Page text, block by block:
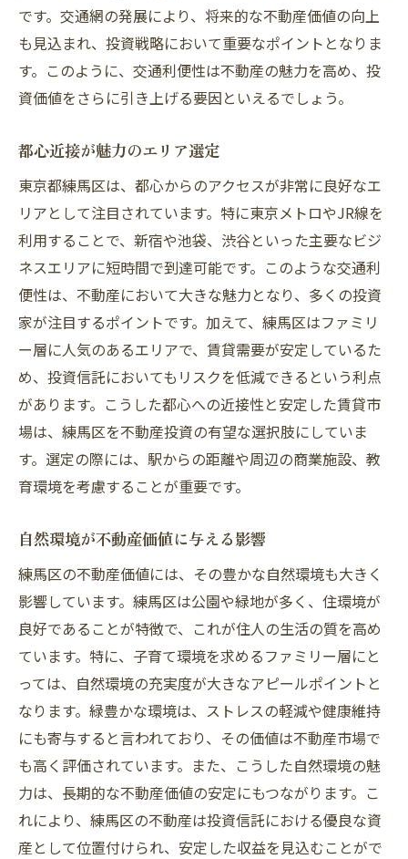
です。交通網の発展により、将来的な不動産価値の向上
も見込まれ、投資戦略において重要なポイントとなりま
す。このように、交通利便性は不動産の魅力を高め、投
資価値をさらに引き上げる要因といえるでしょう。
都心近接が魅力のエリア選定
東京都練馬区は、都心からのアクセスが非常に良好なエ
リアとして注目されています。特に東京メトロやJR線を
利用することで、新宿や池袋、渋谷といった主要なビジ
ネスエリアに短時間で到達可能です。このような交通利
便性は、不動産において大きな魅力となり、多くの投資
家が注目するポイントです。加えて、練馬区はファミリ
ー層に人気のあるエリアで、賃貸需要が安定しているた
め、投資信託においてもリスクを低減できるという利点
があります。こうした都心への近接性と安定した賃貸市
場は、練馬区を不動産投資の有望な選択肢にしていま
す。選定の際には、駅からの距離や周辺の商業施設、教
育環境を考慮することが重要です。
自然環境が不動産価値に与える影響
練馬区の不動産価値には、その豊かな自然環境も大きく
影響しています。練馬区は公園や緑地が多く、住環境が
良好であることが特徴で、これが住人の生活の質を高め
ています。特に、子育て環境を求めるファミリー層にと
っては、自然環境の充実度が大きなアピールポイントと
なります。緑豊かな環境は、ストレスの軽減や健康維持
にも寄与すると言われており、その価値は不動産市場で
も高く評価されています。また、こうした自然環境の魅
力は、長期的な不動産価値の安定にもつながります。こ
れにより、練馬区の不動産は投資信託における優良な資
産として位置付けられ、安定した収益を見込むことがで